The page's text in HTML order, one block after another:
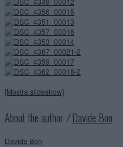
[Mostra slideshow]
About the author ⁄Davide Bon
Davide Bon